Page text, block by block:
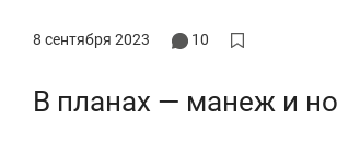
8 сентября 2023 10
В планах — манеж и